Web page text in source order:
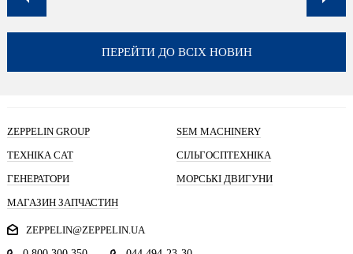
ПЕРЕЙТИ ДО ВСІХ НОВИН
ZEPPELIN GROUP
SEM MACHINERY
ТЕХНІКА CAT
СІЛЬГОСПТЕХНІКА
ГЕНЕРАТОРИ
МОРСЬКІ ДВИГУНИ
МАГАЗИН ЗАПЧАСТИН
ZEPPELIN@ZEPPELIN.UA